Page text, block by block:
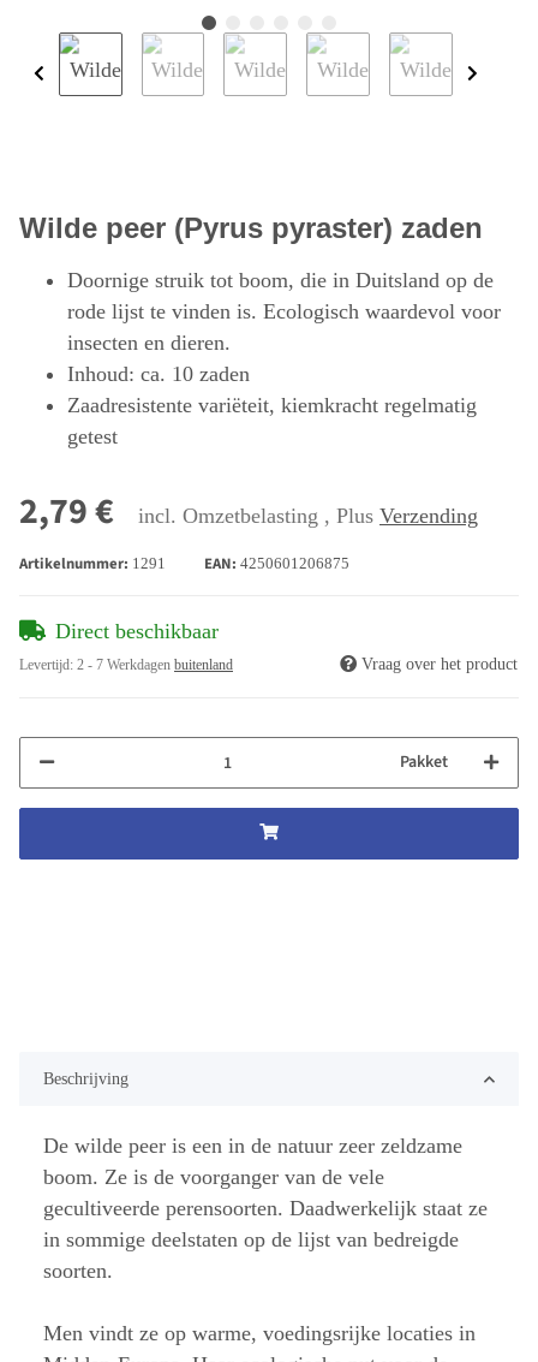
Wilde peer (Pyrus pyraster) zaden
Doornige struik tot boom, die in Duitsland op de
rode lijst te vinden is. Ecologisch waardevol voor
insecten en dieren.
Inhoud: ca. 10 zaden
Zaadresistente variëteit, kiemkracht regelmatig
getest
2,79 € incl. Omzetbelasting , Plus Verzending
Artikelnummer: 1291 EAN: 4250601206875
Direct beschikbaar
Levertijd: 2 - 7 Werkdagen buitenland Vraag over het product
Pakket
Beschrijving
De wilde peer is een in de natuur zeer zeldzame
boom. Ze is de voorganger van de vele
gecultiveerde perensoorten. Daadwerkelijk staat ze
in sommige deelstaten op de lijst van bedreigde
soorten.
Men vindt ze op warme, voedingsrijke locaties in